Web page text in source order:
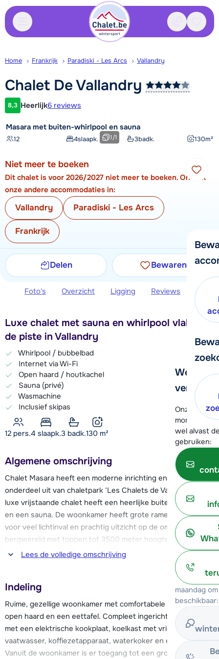
Contact
We
verder!
Onze
moment
wel alvast
gebruiken:
maandag
beschikbaar:
Home Frankrijk Paradiski - Les Arcs Vallandry
Chalet DeVallandry
Klantwaardering
8,3 Heerlijk6 reviews
Masara met buiten-whirlpool en sauna
12 4slaapk. 3badk. 130m²
1/1
Niet meer te boeken
Dit chalet is voor 2026/2027 niet meer te boeken. Ontdek
onze andere accommodaties in:
Vallandry Paradiski - Les Arcs
Frankrijk
Delen Bewaren
Foto's Overzicht Ligging Reviews Extra
Luxe chalet met sauna en whirlpool vlakbij
de piste in Vallandry
Whirlpool / bubbelbad
Internet via Wi-Fi
Open haard / houtkachel
Sauna (privé)
Wasmachine
Inclusief skipas
12 pers.4 slaapk.3 badk.130 m²
Algemene omschrijving
Chalet Masara heeft een moderne inrichting en maakt
onderdeel uit van chaletpark ‘Les Chalets de Vallandry’. Dit
luxe vrijstaande chalet heeft een heerlijke buiten-whirlpool
en een sauna. De woonkamer heeft grote ramen, wat zorgt
voor veel lichtinval en prachtig uitzicht op de omringende
bergwereld met toppen tot 3500 meter hoogte. Verder
beschikt het chalet over een skiberging en er is Wi-Fi
De eerste skipiste en de stoeltjeslift van Vallandry ligt op ca.
200 meter afstand van chalet Masara. Het centrum van
Vallandry, met alle benodigde faciliteiten zoals skischool,
kinderopvang, winkels en restaurants, is goed te bereiken
en ligt op ca. 200 meter van het chalet. Aan het begin van
het chaletpark is voldoende gratis, openbare,
Lees de volledige omschrijving
Indeling
Ruime, gezellige woonkamer met comfortabele zithoek met
open haard en een eettafel. Compleet ingerichte keuken
met een elektrische kookplaat, koelkast met vriesvak,
vaatwasser, koffiezetapparaat, waterkoker en een oven.
Vanuit de woonkamer is er toegang tot een groot